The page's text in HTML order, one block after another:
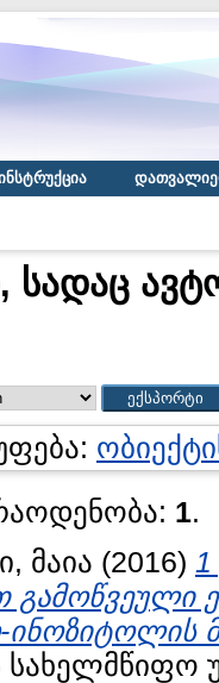
სადაც
1.
მაია (2016) 1
გამოწვეული
ინოზიტოლის